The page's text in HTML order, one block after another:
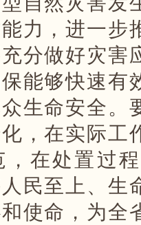
力，进一步
分做好灾害
能够快速有
生命安全。
，在实际工
，在处置过
民至上、生
使命，为全